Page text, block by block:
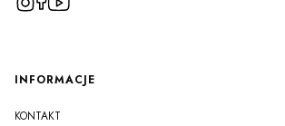
Linki w stopce
INFORMACJE
KONTAKT